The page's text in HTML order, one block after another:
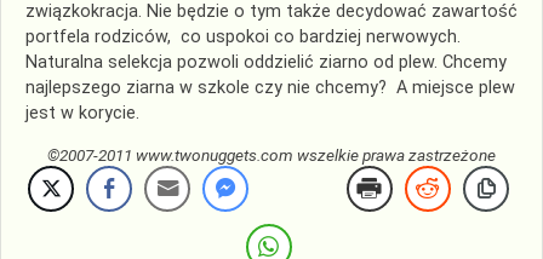
związkokracja. Nie będzie o tym także decydować zawartość
portfela rodziców, co uspokoi co bardziej nerwowych.
Naturalna selekcja pozwoli oddzielić ziarno od plew. Chcemy
najlepszego ziarna w szkole czy nie chcemy? A miejsce plew
jest w korycie.
©2007-2011 www.twonuggets.com wszelkie prawa zastrzeżone